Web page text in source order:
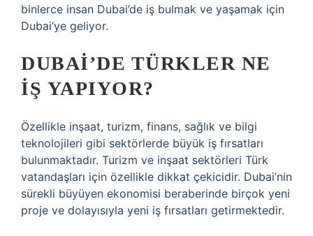
binlerce insan Dubai’de iş bulmak ve yaşamak için
Dubai’ye geliyor.
DUBAI’DE TÜRKLER NE
IŞ YAPIYOR?
Özellikle inşaat, turizm, finans, sağlık ve bilgi
teknolojileri gibi sektörlerde büyük iş fırsatları
bulunmaktadır. Turizm ve inşaat sektörleri Türk
vatandaşları için özellikle dikkat çekicidir. Dubai’nin
sürekli büyüyen ekonomisi beraberinde birçok yeni
proje ve dolayısıyla yeni iş fırsatları getirmektedir.